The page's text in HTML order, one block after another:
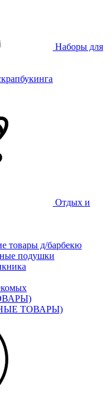
Наборы для
Отдых и
товары д/барбекю
подушки
ТОВАРЫ)